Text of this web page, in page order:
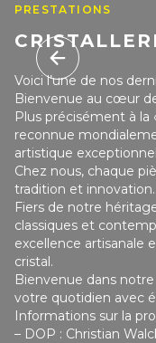
PRESTATIONS
Voici l’une de nos
Bienvenue au cœur
Plus précisément à la
reconnue
artistique
Chez nous, chaque
tradition et innovation.
Fiers de notre
classiques et
excellence artisanale
cristal.
Bienvenue dans
votre quotidien avec
Informations sur la
– DOP : Christian